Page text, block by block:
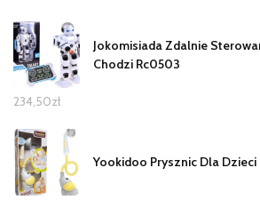
Jokomisiada Zdalnie
Chodzi Rc0503
234,50zł
Yookidoo Prysznic Dla